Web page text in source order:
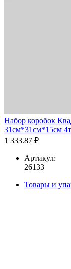
Набор коробок
31см*31см*15см
1 333.87 ₽
Артикул:
26133
Товары и